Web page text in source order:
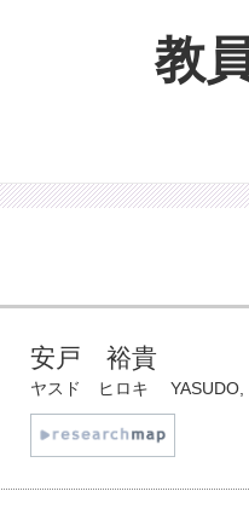
教
安戸 裕貴
ヤスド ヒロキ